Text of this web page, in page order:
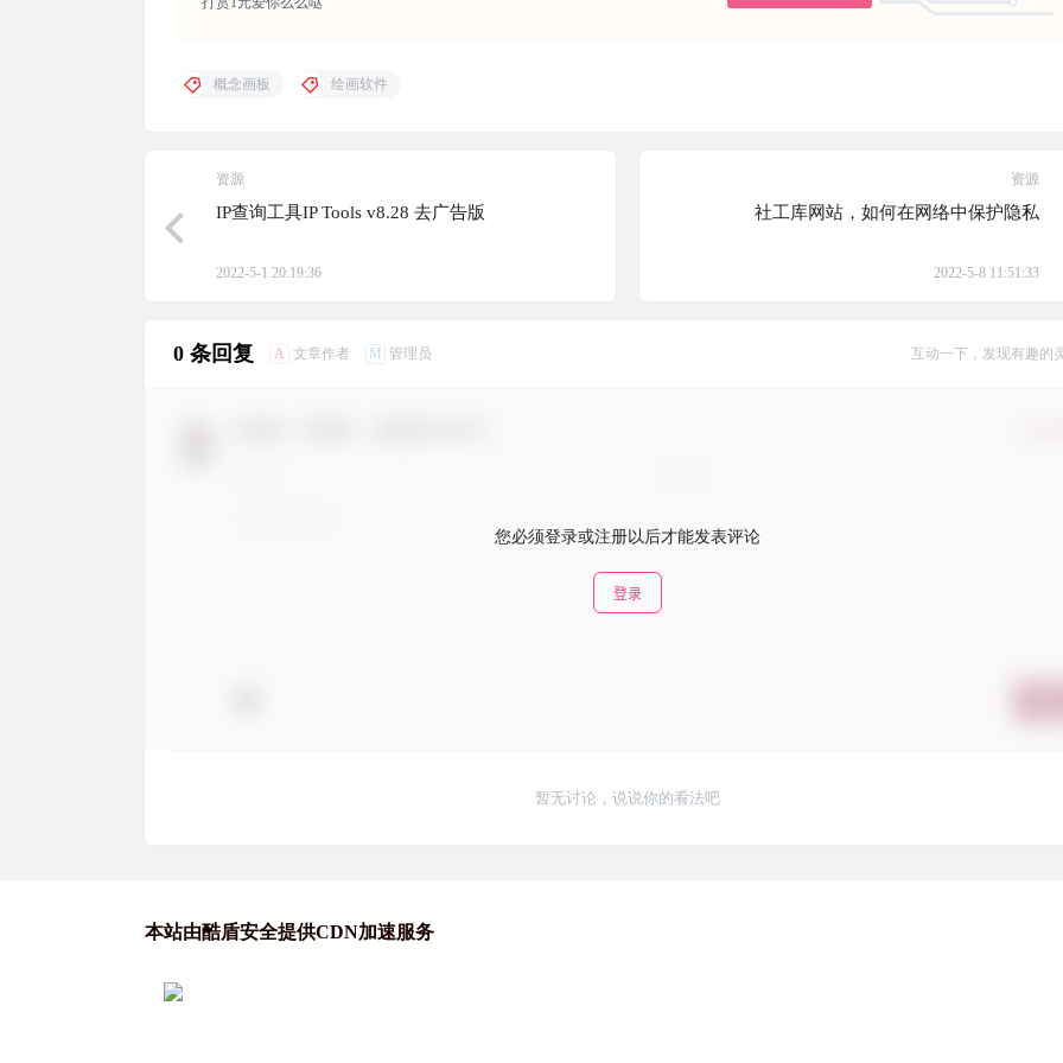
概念画板 绘画软件
资源
IP查询工具IP Tools v8.28 去广告版
2022-5-1 20:19:36
资源
社工库网站，如何在网络中保护隐私
2022-5-8 11:51:33
0 条回复 A 文章作者 M 管理员 互动一下，发现有趣的
您必须登录或注册以后才能发表评论
登录
暂无讨论，说说你的看法吧
本站由酷盾安全提供CDN加速服务